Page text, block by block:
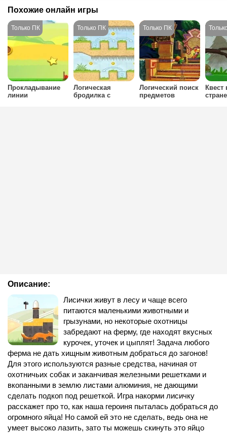
Описание:
Лисички живут в лесу и чаще всего
питаются маленькими животными и
грызунами, но некоторые охотницы
забредают на ферму, где находят вкусных
курочек, уточек и цыплят! Задача любого
ферма не дать хищным животным добраться до загонов!
Для этого используются разные средства, начиная от
охотничьих собак и заканчивая железными решетками и
вкопанными в землю листами алюминия, не дающими
сделать подкоп под решеткой. Игра накорми лисичку
расскажет про то, как наша героиня пыталась добраться до
огромного яйца! Но самой ей это не сделать, ведь она не
умеет высоко лазить, зато ты можешь скинуть это яйцо
Похожие онлайн игры
Прокладывание
линии
Логическая
бродилка с
Логический поиск
предметов
Квест
стране